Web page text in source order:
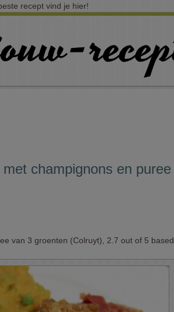
recept vind je hier!
champignons en puree
van 3 groenten (Colruyt) 2.7 out of 5 based